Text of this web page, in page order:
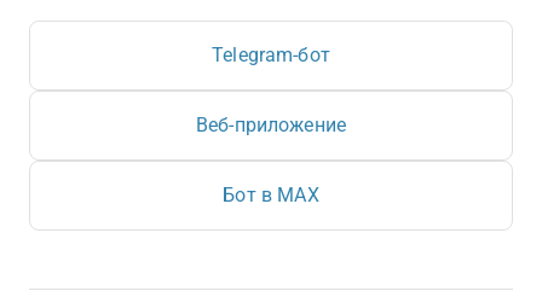
Telegram-бот
Веб-приложение
Бот в MAX